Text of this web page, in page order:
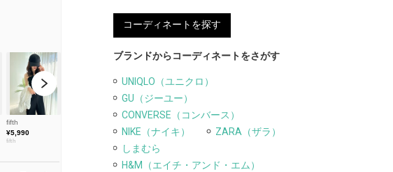
コーディネートを探す
ブランドからコーディネートをさがす
UNIQLO（ユニクロ）
GU（ジーユー）
CONVERSE（コンバース）
NIKE（ナイキ）
ZARA（ザラ）
しまむら
H&M（エイチ・アンド・エム）